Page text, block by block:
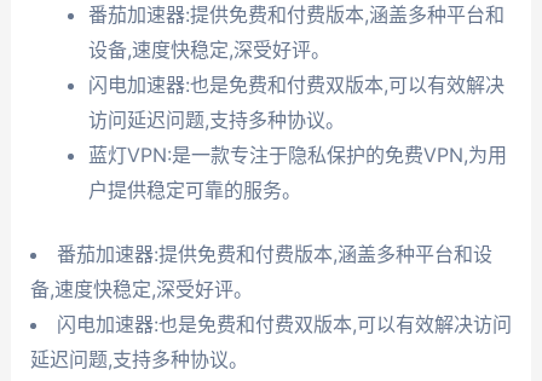
番茄加速器:提供免费和付费版本,涵盖多种平台和
设备,速度快稳定,深受好评。
闪电加速器:也是免费和付费双版本,可以有效解决
访问延迟问题,支持多种协议。
蓝灯VPN:是一款专注于隐私保护的免费VPN,为用
户提供稳定可靠的服务。
番茄加速器:提供免费和付费版本,涵盖多种平台和设
备,速度快稳定,深受好评。
闪电加速器:也是免费和付费双版本,可以有效解决访问
延迟问题,支持多种协议。